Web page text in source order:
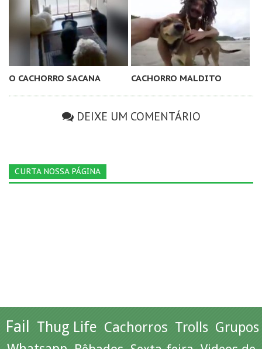
O CACHORRO SACANA CACHORRO MALDITO
DEIXE UM COMENTÁRIO
CURTA NOSSA PÁGINA
Fail Thug Life Cachorros Trolls Grupos